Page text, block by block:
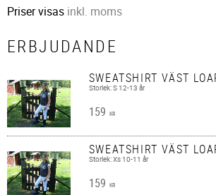
Priser visas inkl. moms
ERBJUDANDE
SWEATSHIRT VÄST
Storlek: S 12-13 år
159 KR
SWEATSHIRT VÄST
Storlek: Xs 10-11 år
159 KR